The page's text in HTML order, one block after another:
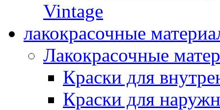
Vintage
лакокрасочные
Лакокрасочные
Краски для
Краски для